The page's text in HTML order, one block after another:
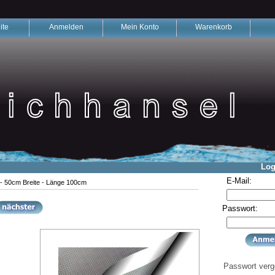
Anmelden Mein Konto Warenkorb
50cm Breite - Länge 100cm
E-Mail:
Passwort:
Passwort